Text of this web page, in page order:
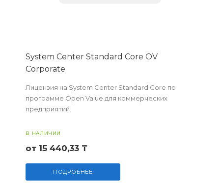
System Center Standard Core OV
Corporate
Лицензия на System Center Standard Core по
программе Open Value для коммерческих
предприятий.
В НАЛИЧИИ
от 15 440,33 ₸
ПОДРОБНЕЕ